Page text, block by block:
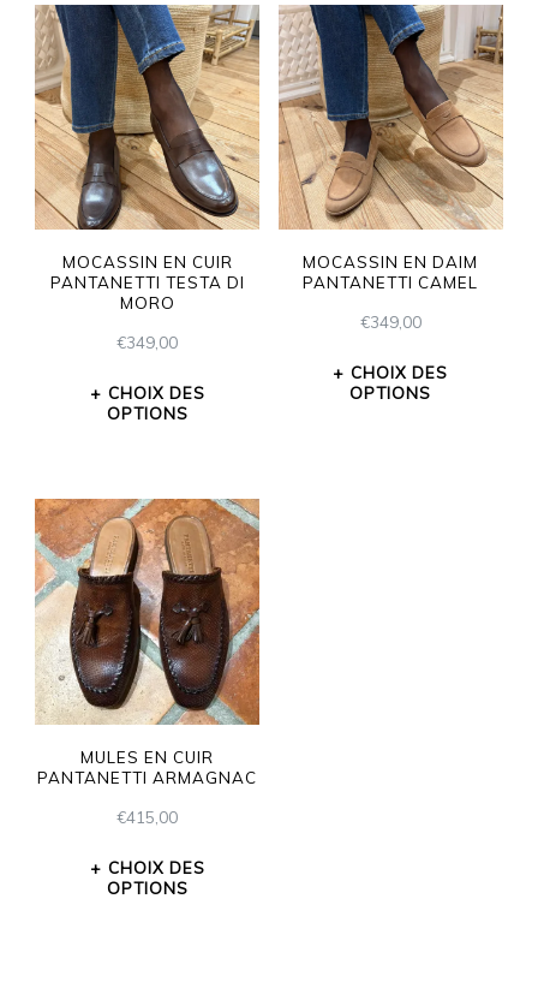
MOCASSIN EN CUIR
PANTANETTI TESTA DI
MORO
€349,00
CHOIX DES
OPTIONS
MOCASSIN EN DAIM
PANTANETTI CAMEL
€349,00
CHOIX DES
OPTIONS
MULES EN CUIR
PANTANETTI ARMAGNAC
€415,00
CHOIX DES
OPTIONS